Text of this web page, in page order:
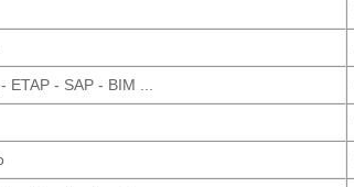
ETAP - SAP - BIM ...